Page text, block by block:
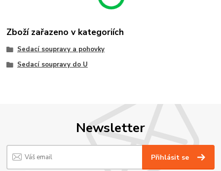
Zboží zařazeno v kategoriích
Sedací soupravy a pohovky
Sedací soupravy do U
Newsletter
Přihlásit se